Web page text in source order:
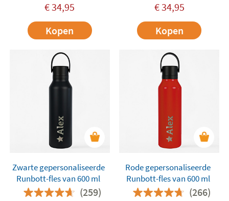
€34,95
Kopen
€34,95
Kopen
Zwarte gepersonaliseerde
Runbott-fles van 600 ml
(259)
Rode gepersonaliseerde
Runbott-fles van 600 ml
(266)